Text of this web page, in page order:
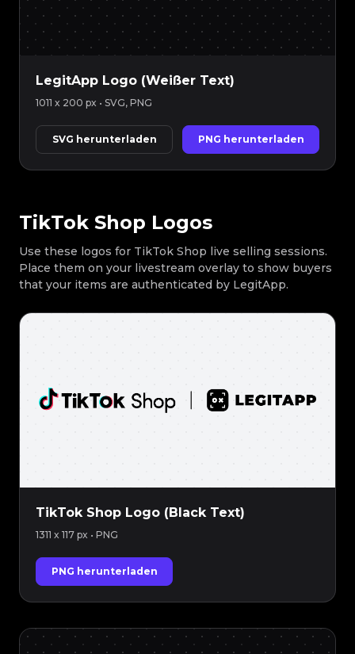
LegitApp Logo (Weißer Text)
1011 x 200 px • SVG, PNG
SVG herunterladen PNG herunterladen
TikTok Shop Logos
Use these logos for TikTok Shop live selling sessions.
Place them on your livestream overlay to show buyers
that your items are authenticated by LegitApp.
TikTok Shop Logo (Black Text)
1311 x 117 px • PNG
PNG herunterladen